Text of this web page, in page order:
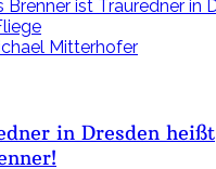
Mitterhofer
in Dresden heißt